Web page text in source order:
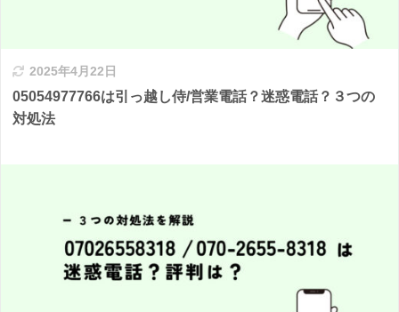
2025年4月22日
05054977766は引っ越し侍/営業電話？迷惑電話？３つの
対処法